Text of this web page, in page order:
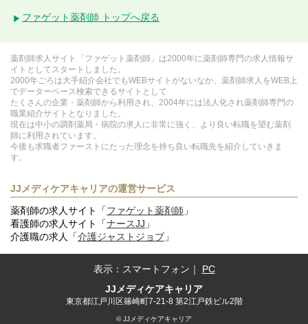
ファゲット薬剤師 トップへ戻る
薬剤師求人サイト「ファゲット薬剤師」は2000年に薬剤師専門の求人情報サ
イトとしてスタートしました。
2000年ごろは大手紹介会社でもWEBサイトがないなか、薬剤師求人をWEB上
でデーターベース検索できるサイトとして
たくさんの企業・薬剤師から利用され、2004年には法人化され薬剤師専門の
職業紹介サイトとなりました。
現在は中小の調剤薬局・病院の求人に非常に強く、より良い転職を望む薬剤
師に利用されています。
今後も求職者ファーストにたった理念を持ち良い転職先を紹介していきま
す。
JJメディケアキャリアの運営サービス
薬剤師の求人サイト「ファゲット薬剤師 」
看護師の求人サイト「ナースJJ 」
介護職の求人「介護ジャストジョブ 」
表示： スマートフォン ｜ PC
JJメディケアキャリア
東京都江戸川区篠崎町7-21-8 第2江戸鉄ビル2階
© JJメディケアキャリア